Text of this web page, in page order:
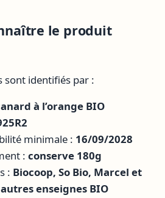
le produit
sont identifiés par :
à l’orange BIO
minimale : 16/09/2028
: conserve 180g
: Biocoop, So Bio, Marcel et
autres enseignes BIO